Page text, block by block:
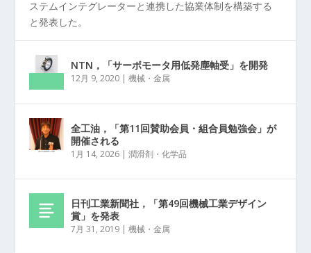
ステムインテグレーターと連携した協業体制を構築する
と発表した。
NTN，「サーボモータ用低発塵軸受」を開発
12月 9, 2020 |機械・金属
全工油，「第11回賛助会員・組合員勉強会」が
開催される
1月 14, 2026 |潤滑剤・化学品
日刊工業新聞社，「第49回機械工業デザイン
賞」を発表
7月 31, 2019 |機械・金属